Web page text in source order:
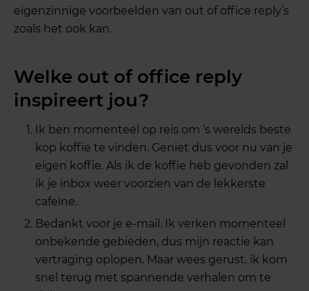
eigenzinnige voorbeelden van out of office reply’s
zoals het ook kan.
Welke out of office reply
inspireert jou?
Ik ben momenteel op reis om ’s werelds beste
kop koffie te vinden. Geniet dus voor nu van je
eigen koffie. Als ik de koffie heb gevonden zal
ik je inbox weer voorzien van de lekkerste
cafeïne.
Bedankt voor je e-mail. Ik verken momenteel
onbekende gebieden, dus mijn reactie kan
vertraging oplopen. Maar wees gerust, ik kom
snel terug met spannende verhalen om te